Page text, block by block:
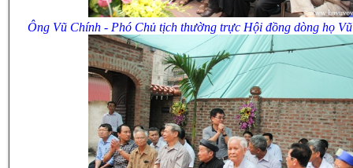
Ông Vũ Chính - Phó Chủ tịch thường trực Hội đồng dòng họ